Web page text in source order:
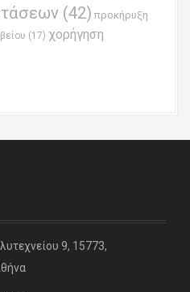
(42) προκήρυξη
(17) χορήγηση
9, 15773,